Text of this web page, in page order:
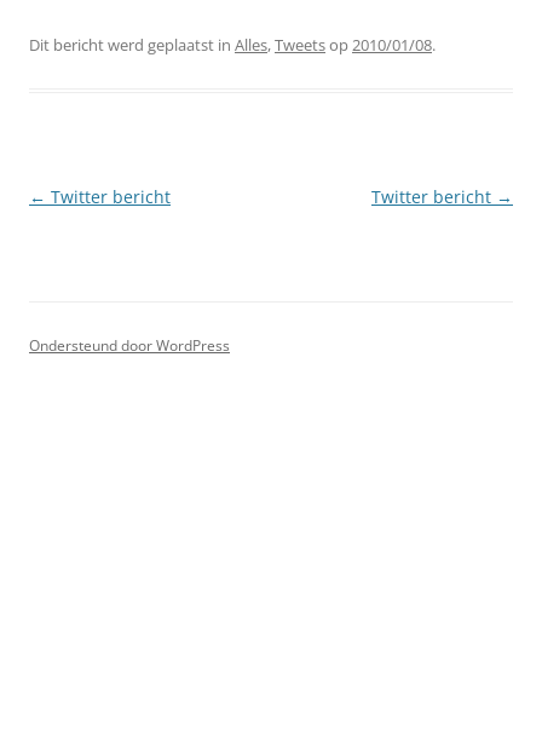
Dit bericht werd geplaatst in Alles,Tweetsop2010/01/08.
Berichtnavigatie
← Twitter bericht Twitter bericht →
Ondersteund door WordPress